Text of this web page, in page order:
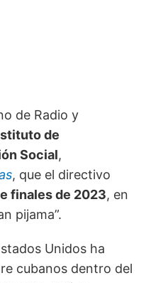
de Radio y
de
Social,
, que el directivo
finales de 2023, en
pijama”.
Unidos ha
cubanos dentro del